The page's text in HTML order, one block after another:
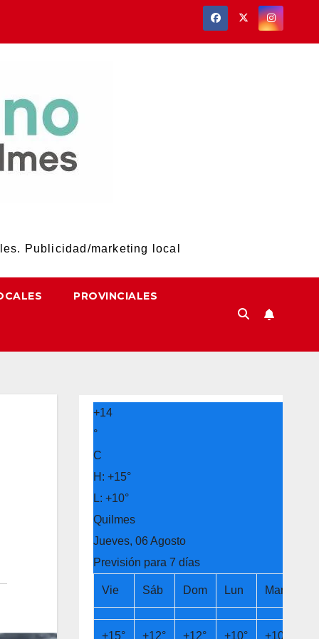
Publicidad/marketing local
PROVINCIALES
+14
°
C
H: +15°
L: +10°
Quilmes
Jueves, 06 Agosto
Previsión para 7 días
Vie Sáb Dom Lun Mar
+15° +12° +12° +10° +10°